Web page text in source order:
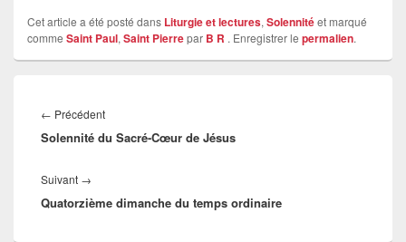
Cet article a été posté dans Liturgie et lectures, Solennitéet marqué
comme Saint Paul, Saint Pierrepar B R . Enregistrer le permalien.
de
l’article
← PrécédentArticle
précédent :
Solennité du Sacré-Cœur de Jésus
Suivant →
suivant :
Quatorzième dimanche du temps ordinaire